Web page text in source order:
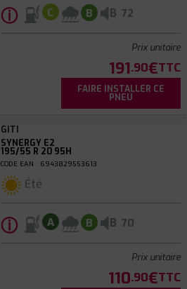
ⓘ C B B 72
Prix unitaire
191.90€TTC
FAIRE INSTALLER CE
PNEU
GITI
SYNERGY E2
195/55 R 20 95H
CODE EAN : 6943829553613
Été
ⓘ A B B 70
Prix unitaire
110.90€TTC